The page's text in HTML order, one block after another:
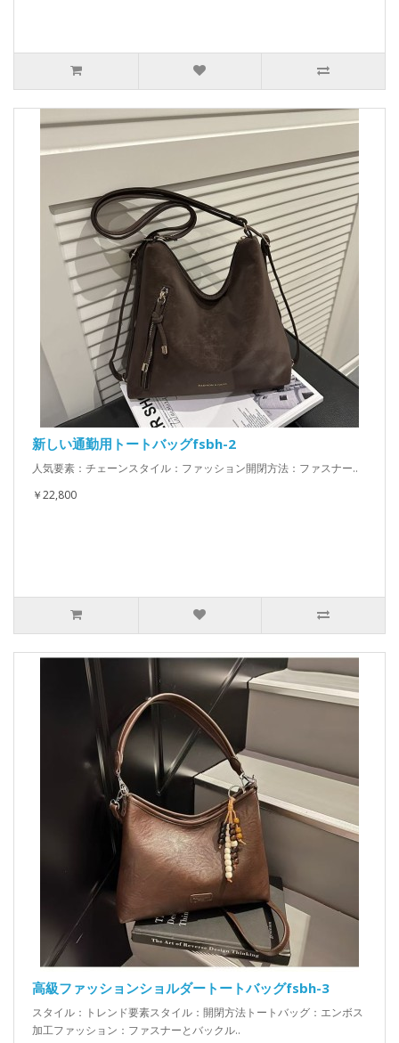
新しい通勤用トートバッグfsbh-2
人気要素：チェーンスタイル：ファッション開閉方法：ファスナー..
￥22,800
高級ファッションショルダートートバッグfsbh-3
スタイル：トレンド要素スタイル：開閉方法トートバッグ：エンボス
加工ファッション：ファスナーとバックル..